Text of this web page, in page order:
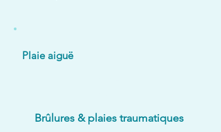
Plaie aiguë
Brûlures & plaies traumatiques